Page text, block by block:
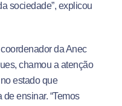
sociedade”, explicou
da Anec
chamou a atenção
estado que
ensinar. “Temos